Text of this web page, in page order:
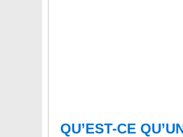
QU’EST-CE